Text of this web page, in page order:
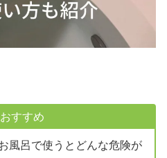
すすめ
風呂で使うとどんな危険が